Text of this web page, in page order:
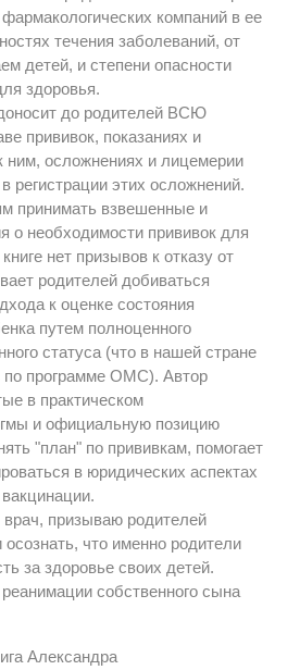
компаний в ее
течения заболеваний, от
детей, и степени опасности
здоровья.
до родителей ВСЮ
прививок, показаниях и
ним, осложнениях и лицемерии
регистрации этих осложнений.
принимать взвешенные и
о необходимости прививок для
нет призывов к отказу от
родителей добиваться
к оценке состояния
путем полноценного
статуса (что в нашей стране
по программе ОМС). Автор
в практическом
и официальную позицию
"план" по прививкам, помогает
в юридических аспектах
призываю родителей
что именно родители
за здоровье своих детей.
собственного сына
Александра